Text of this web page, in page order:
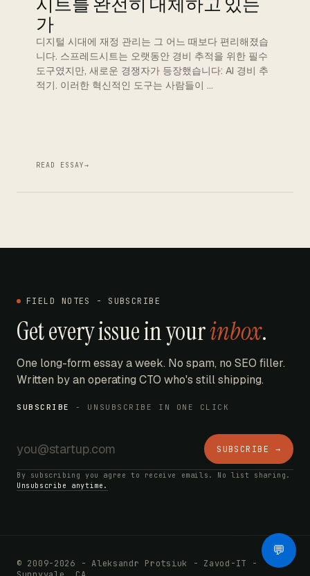
가
디지털 시대에 재정 관리는 그 어느 때보다 편리해졌습
니다. 스프레드시트는 오랫동안 경비 추적을 위한 필수
도구였지만, 새로운 경쟁자가 등장했습니다: AI 경비 추
적기. 이러한 혁신적인 도구는 사람들이 …
READ ESSAY→
FIELD NOTES - SUBSCRIBE
Get every issue in yourinbox.
One long-form essay a week. No spam, no SEO filler.
Written by an operating CTO who's still shipping.
SUBSCRIBE - UNSUBSCRIBE IN ONE CLICK
SUBSCRIBE →
By subscribing you agree to receive emails. No list sharing.
Unsubscribe anytime.
© 2009-2026 - Aleksandr Protsiuk - Zavod-IT -
💬